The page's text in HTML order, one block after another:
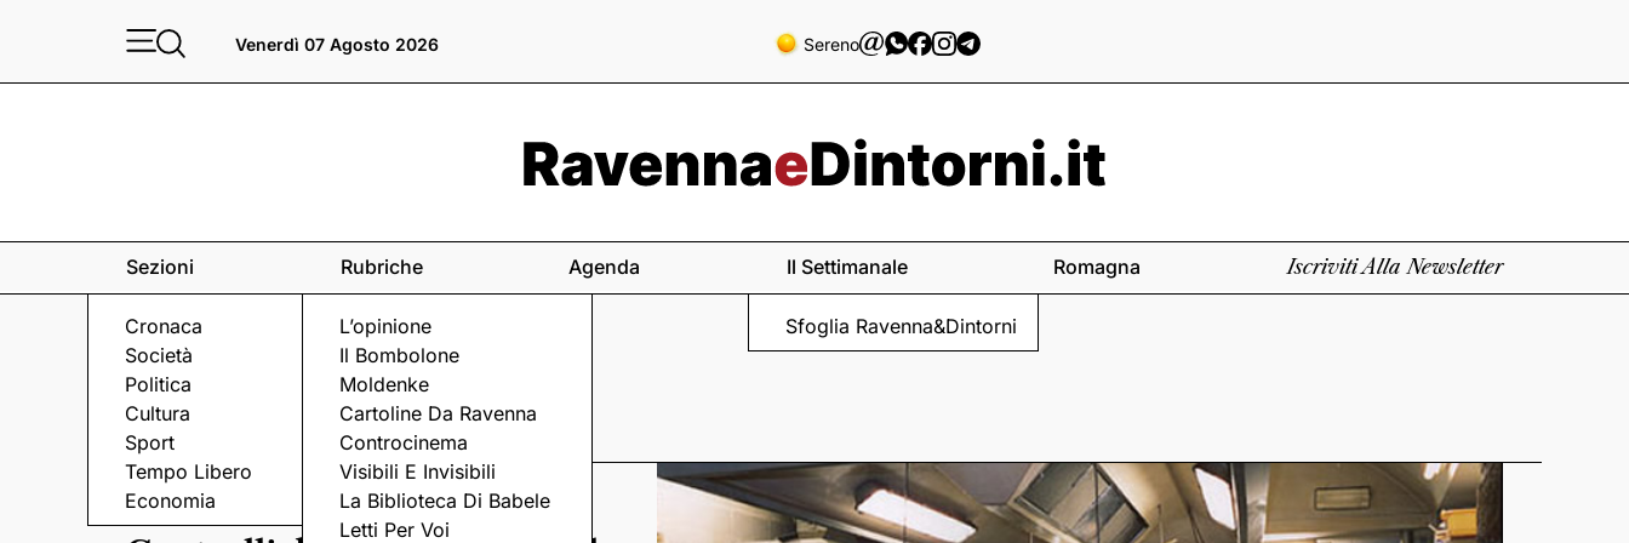
Venerdì 07 Agosto 2026 Sereno
Sezioni
Cronaca
Società
Politica
Cultura
Sport
Tempo Libero
Economia
Rubriche
L’opinione
Il Bombolone
Moldenke
Cartoline Da Ravenna
Controcinema
Visibili E Invisibili
La Biblioteca Di Babele
Letti Per Voi
Agenda Il Settimanale
Sfoglia Ravenna&Dintorni
Romagna Iscriviti Alla Newsletter
CERVIA